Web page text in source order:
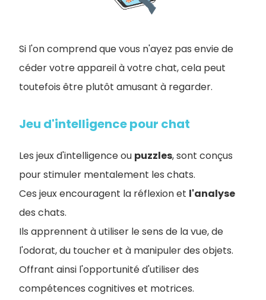
Si l'on comprend que vous n'ayez pas envie de
céder votre appareil à votre chat, cela peut
toutefois être plutôt amusant à regarder.
Jeu d'intelligence pour chat
Les jeux d'intelligence ou puzzles, sont conçus
pour stimuler mentalement les chats.
Ces jeux encouragent la réflexion et l'analyse
des chats.
Ils apprennent à utiliser le sens de la vue, de
l'odorat, du toucher et à manipuler des objets.
Offrant ainsi l'opportunité d'utiliser des
compétences cognitives et motrices.